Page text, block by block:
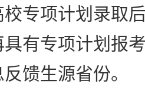
项计划录取后
有专项计划报
馈生源省份。